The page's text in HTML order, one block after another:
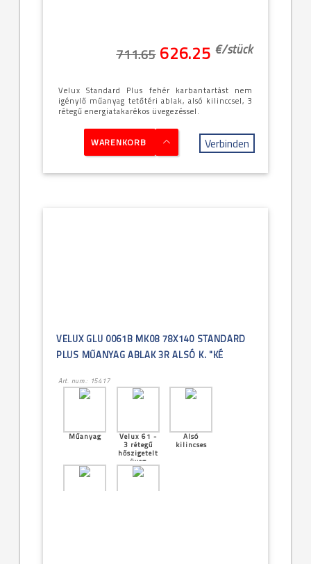
711.65 626.25 €/stück
Velux Standard Plus fehér karbantartást nem
igénylő műanyag tetőtéri ablak, alsó kilinccsel, 3
rétegű energiatakarékos üvegezéssel.
WARENKORB Verbinden
VELUX GLU 0061B MK08 78X140 STANDARD
PLUS MŰANYAG ABLAK 3R ALSÓ K. "KÉ
Art. num.: 15417
Műanyag
Velux 61 -
3 rétegű
hőszigetelt
üveg
Alsó
kilincses